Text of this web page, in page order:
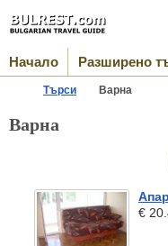
Начало Разширено
Търси Варна
Варна
€